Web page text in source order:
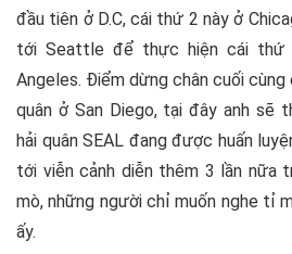
đầu tiên ở D.C, cái thứ 2 này ở
tới Seattle để thực hiện cái
Angeles. Điểm dừng chân cuối cùng
quân ở San Diego, tại đây anh sẽ
hải quân SEAL đang được huấn
tới viễn cảnh diễn thêm 3 lần nữa
mò, những người chỉ muốn nghe tỉ
ấy.